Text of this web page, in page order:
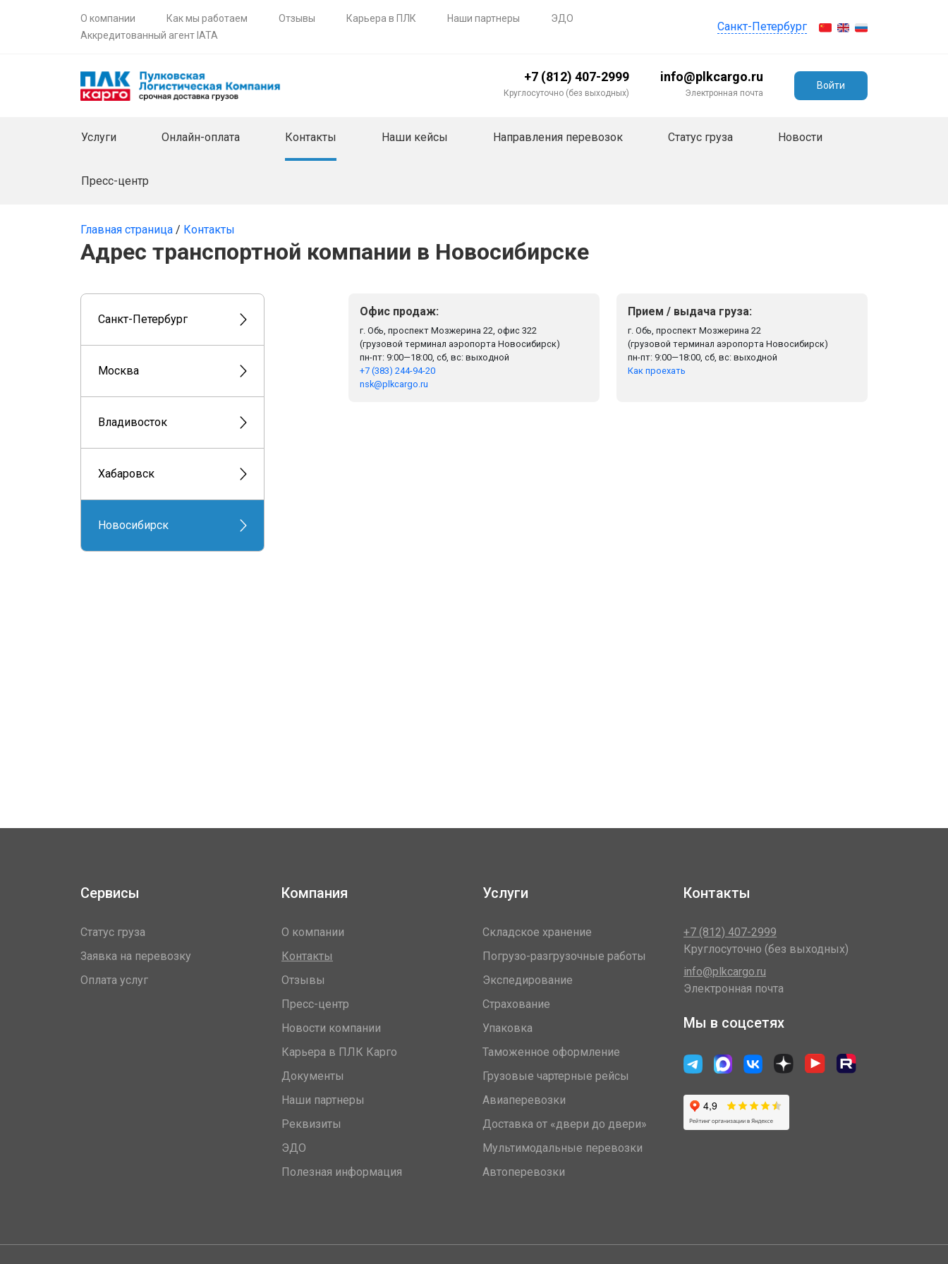
О компании Как мы работаем Отзывы Карьера в ПЛК Наши партнеры
ЭДО
Аккредитованный агент IATA
Санкт-Петербург
+7 (812) 407-2999
Круглосуточно (без выходных)
info@plkcargo.ru
Электронная почта
Войти
Услуги Онлайн-оплата Контакты Наши кейсы Направления перевозок Статус груза Новости
Пресс-центр
Главная страница / Контакты
Адрес транспортной компании в Новосибирске
Санкт-Петербург
Москва
Владивосток
Хабаровск
Новосибирск
Офис продаж:
г. Обь, проспект Мозжерина 22, офис 322
(грузовой терминал аэропорта Новосибирск)
пн-пт: 9:00—18:00, сб, вс: выходной
+7 (383) 244-94-20
nsk@plkcargo.ru
Прием / выдача груза:
г. Обь, проспект Мозжерина 22
(грузовой терминал аэропорта Новосибирск)
пн-пт: 9:00—18:00, сб, вс: выходной
Как проехать
Сервисы
Статус груза
Заявка на перевозку
Оплата услуг
Компания
О компании
Контакты
Отзывы
Пресс-центр
Новости компании
Карьера в ПЛК Карго
Документы
Наши партнеры
Реквизиты
ЭДО
Полезная информация
Услуги
Складское хранение
Погрузо-разгрузочные работы
Экспедирование
Страхование
Упаковка
Таможенное оформление
Грузовые чартерные рейсы
Авиаперевозки
Доставка от «двери до двери»
Мультимодальные перевозки
Автоперевозки
Контакты
+7 (812) 407-2999
Круглосуточно (без выходных)
info@plkcargo.ru
Электронная почта
Мы в соцсетях